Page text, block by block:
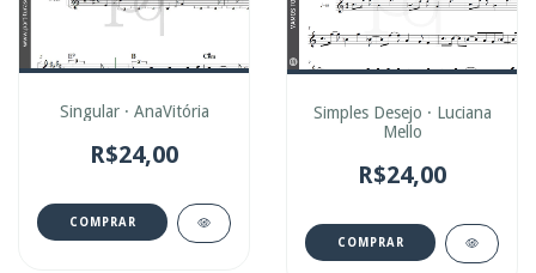
Singular · AnaVitória
R$24,00
COMPRAR
Simples Desejo · Luciana
Mello
R$24,00
COMPRAR